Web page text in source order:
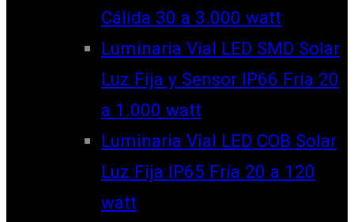
Cálida 30 a 3.000 watt
Luminaria Vial LED SMD Solar
Luz Fija y Sensor IP66 Fría 20
a 1.000 watt
Luminaria Vial LED COB Solar
Luz Fija IP65 Fría 20 a 120
watt